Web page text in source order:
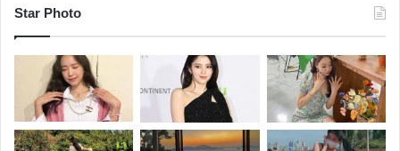
Star Photo